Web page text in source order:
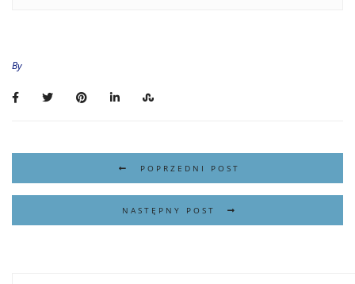
By
POPRZEDNI POST
NASTĘPNY POST